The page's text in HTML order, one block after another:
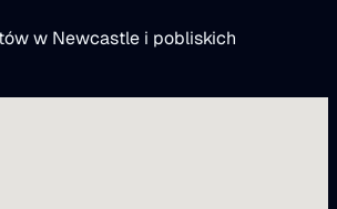
w Newcastle i pobliskich